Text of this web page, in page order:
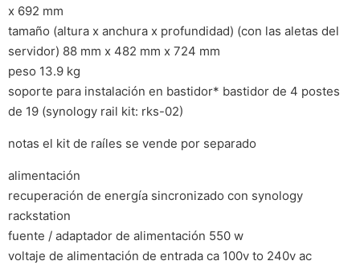
x 692 mm
tamaño (altura x anchura x profundidad) (con las aletas del
servidor) 88 mm x 482 mm x 724 mm
peso 13.9 kg
soporte para instalación en bastidor* bastidor de 4 postes
de 19 (synology rail kit: rks-02)
notas el kit de raíles se vende por separado
alimentación
recuperación de energía sincronizado con synology
rackstation
fuente / adaptador de alimentación 550 w
voltaje de alimentación de entrada ca 100v to 240v ac